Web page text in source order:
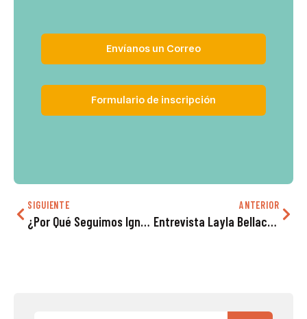
Envíanos un Correo
Formulario de inscripción
SIGUIENTE
¿Por Qué Seguimos Ignorando La Principal Causa De Muerte En Mujeres?
ANTERIOR
Entrevista Layla Bellach, Intérprete Traductora Intercultural: